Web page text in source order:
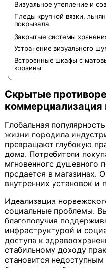
Визуальное утепление и
Пледы крупной вязки,
покрывала
Закрытые системы
Устранение визуального
Встроенные шкафы с
корзины
Скрытые
коммерциализация
Глобальная
жизни породила
превращают глубокую
дома. Потребители
мгновенного душевного
продается в магазинах.
внутренних установок и
Идеализация
социальные проблемы.
благополучия
инфраструктурой и
доступа к
стабильному доходу
становится